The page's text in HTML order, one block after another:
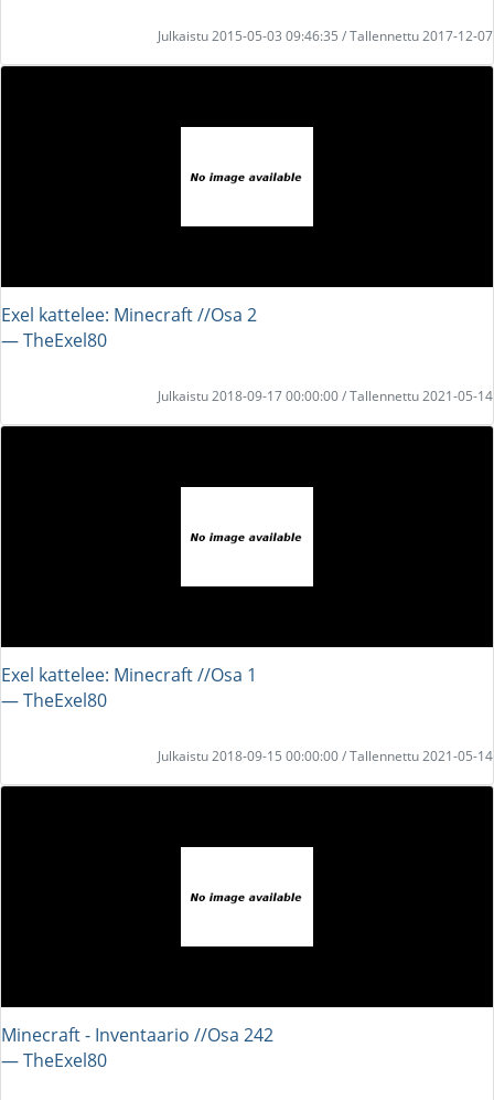
Julkaistu 2015-05-03 09:46:35 / Tallennettu 2017-12-07
Exel kattelee: Minecraft //Osa 2
― TheExel80
Julkaistu 2018-09-17 00:00:00 / Tallennettu 2021-05-14
Exel kattelee: Minecraft //Osa 1
― TheExel80
Julkaistu 2018-09-15 00:00:00 / Tallennettu 2021-05-14
Minecraft - Inventaario //Osa 242
― TheExel80